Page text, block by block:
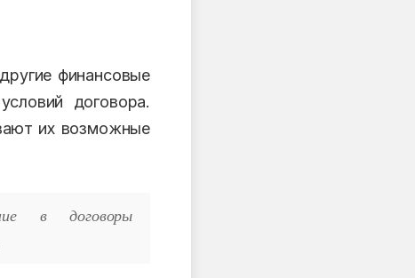
финансовые
договора.
их возможные
в договоры